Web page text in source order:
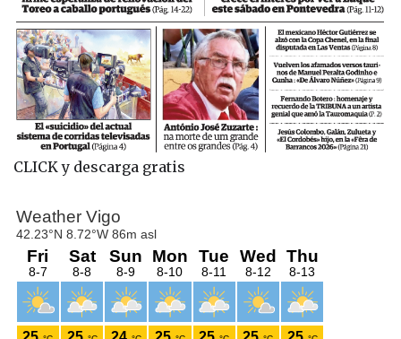
CLICK y descarga gratis